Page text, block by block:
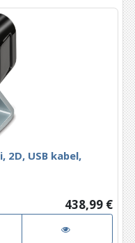
USB kabel,
438,99 €